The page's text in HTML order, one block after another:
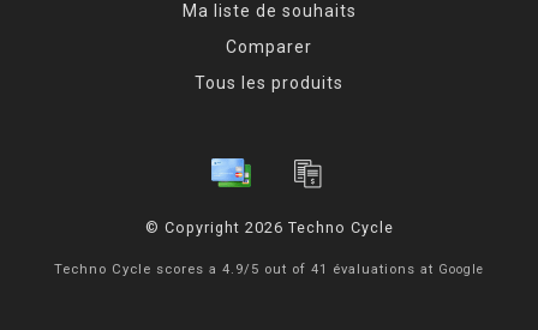
Ma liste de souhaits
Comparer
Tous les produits
© Copyright 2026 Techno Cycle
Techno Cycle scores a 4.9/ 5 out of 41 évaluations at Google